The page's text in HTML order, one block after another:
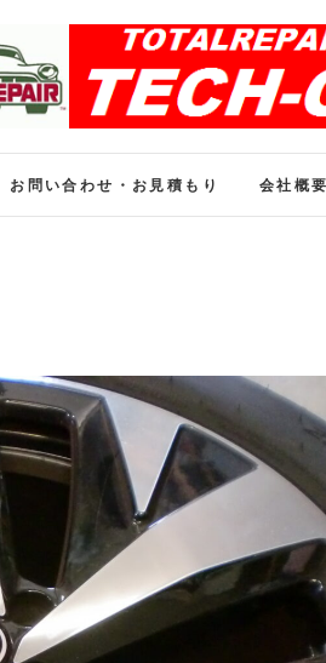
ル修理のト
お問い合わせ・お見積もり 会社概要